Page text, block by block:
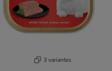
3 variantes